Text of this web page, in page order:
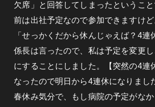
欠席」と回答してしまったというこ
前は出社予定なので参加できますけど
「せっかくだから休んじゃえば？4連
係長は言ったので、私は予定を変更
にすることにしました。【突然の4連
なったので明日から4連休になりまし
春休み気分で、もし病院の予定がな